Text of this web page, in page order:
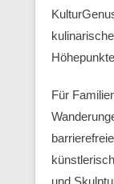
Für
und